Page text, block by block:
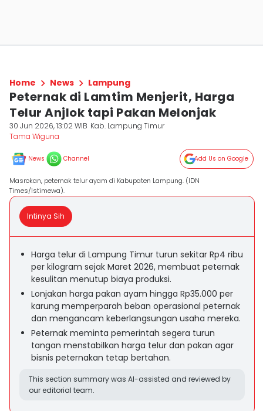
Home News Lampung
Peternak di Lamtim Menjerit, Harga
Telur Anjlok tapi Pakan Melonjak
30 Jun 2026, 13:02 WIB Kab. Lampung Timur
Tama Wiguna
News Channel Add Us on Google
Masrokan, peternak telur ayam di Kabupaten Lampung. (IDN
Times/Istimewa).
Intinya Sih
Harga telur di Lampung Timur turun sekitar Rp4 ribu
per kilogram sejak Maret 2026, membuat peternak
kesulitan menutup biaya produksi.
Lonjakan harga pakan ayam hingga Rp35.000 per
karung memperparah beban operasional peternak
dan mengancam keberlangsungan usaha mereka.
Peternak meminta pemerintah segera turun
tangan menstabilkan harga telur dan pakan agar
bisnis peternakan tetap bertahan.
This section summary was AI-assisted and reviewed by
our editorial team.